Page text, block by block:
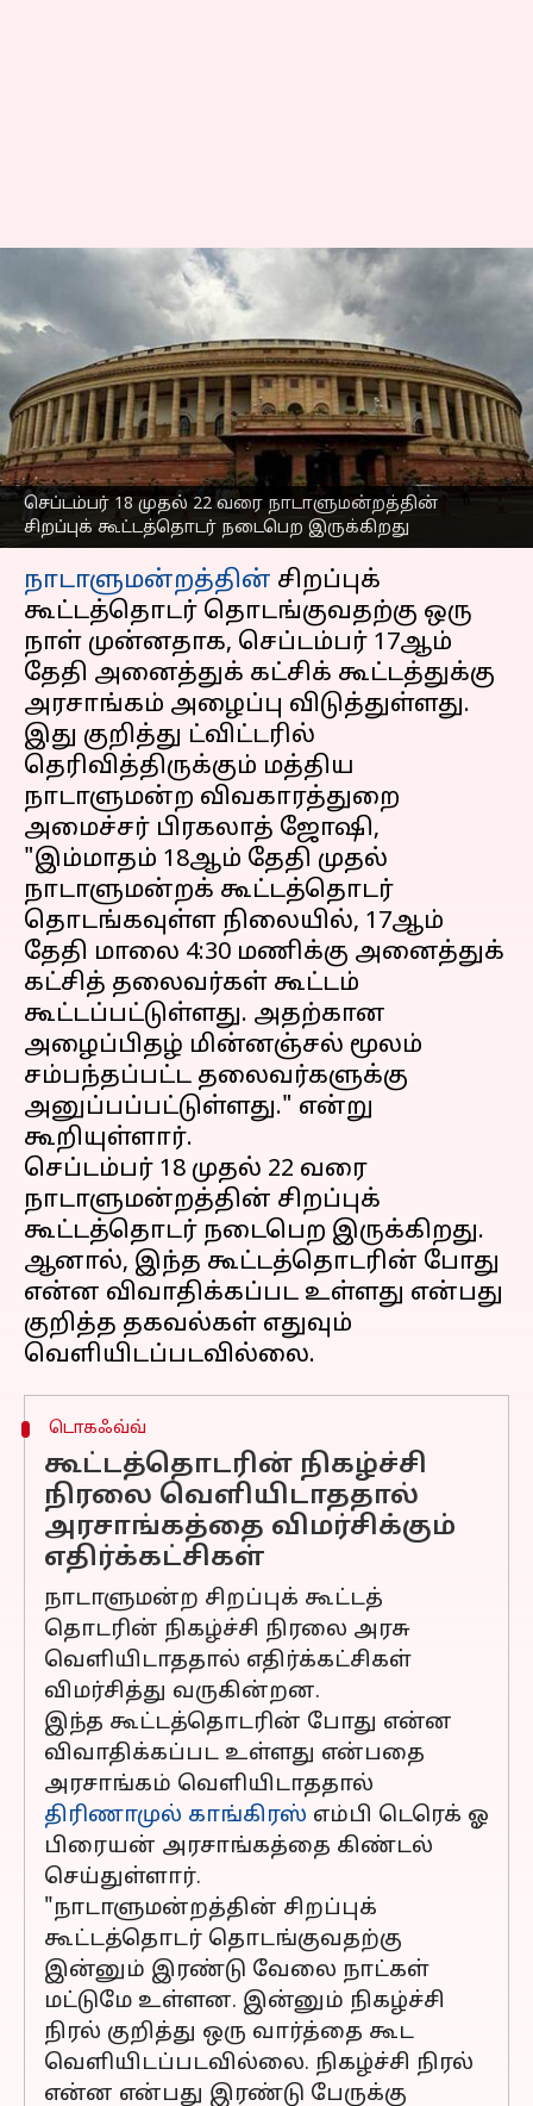
செப்டம்பர் 18 முதல் 22 வரை நாடாளுமன்றத்தின்
சிறப்புக் கூட்டத்தொடர் நடைபெற இருக்கிறது
நாடாளுமன்ற சிறப்பு
கூட்டத்தொடருக்கு முன்
அனைத்து கட்சி
கூட்டத்தை கூட்டுகிறது
மத்திய அரசு
எழுதியவர் Sindhuja SM Sep 13, 2023 04:40 pm
செய்தி முன்னோட்டம்
நாடாளுமன்றத்தின் சிறப்புக்
கூட்டத்தொடர் தொடங்குவதற்கு ஒரு
நாள் முன்னதாக, செப்டம்பர் 17ஆம்
தேதி அனைத்துக் கட்சிக் கூட்டத்துக்கு
அரசாங்கம் அழைப்பு விடுத்துள்ளது.
இது குறித்து ட்விட்டரில்
தெரிவித்திருக்கும் மத்திய
நாடாளுமன்ற விவகாரத்துறை
அமைச்சர் பிரகலாத் ஜோஷி,
"இம்மாதம் 18ஆம் தேதி முதல்
நாடாளுமன்றக் கூட்டத்தொடர்
தொடங்கவுள்ள நிலையில், 17ஆம்
தேதி மாலை 4:30 மணிக்கு அனைத்துக்
கட்சித் தலைவர்கள் கூட்டம்
கூட்டப்பட்டுள்ளது. அதற்கான
அழைப்பிதழ் மின்னஞ்சல் மூலம்
சம்பந்தப்பட்ட தலைவர்களுக்கு
அனுப்பப்பட்டுள்ளது." என்று
கூறியுள்ளார்.
செப்டம்பர் 18 முதல் 22 வரை
நாடாளுமன்றத்தின் சிறப்புக்
கூட்டத்தொடர் நடைபெற இருக்கிறது.
ஆனால், இந்த கூட்டத்தொடரின் போது
என்ன விவாதிக்கப்பட உள்ளது என்பது
குறித்த தகவல்கள் எதுவும்
டொகஃவ்வ்
கூட்டத்தொடரின் நிகழ்ச்சி
நிரலை வெளியிடாததால்
அரசாங்கத்தை விமர்சிக்கும்
எதிர்க்கட்சிகள்
நாடாளுமன்ற சிறப்புக் கூட்டத்
தொடரின் நிகழ்ச்சி நிரலை அரசு
வெளியிடாததால் எதிர்க்கட்சிகள்
விமர்சித்து வருகின்றன.
இந்த கூட்டத்தொடரின் போது என்ன
விவாதிக்கப்பட உள்ளது என்பதை
அரசாங்கம் வெளியிடாததால்
திரிணாமுல் காங்கிரஸ் எம்பி டெரெக் ஓ
பிரையன் அரசாங்கத்தை கிண்டல்
செய்துள்ளார்.
"நாடாளுமன்றத்தின் சிறப்புக்
கூட்டத்தொடர் தொடங்குவதற்கு
இன்னும் இரண்டு வேலை நாட்கள்
மட்டுமே உள்ளன. இன்னும் நிகழ்ச்சி
நிரல் குறித்து ஒரு வார்த்தை கூட
வெளியிடப்படவில்லை. நிகழ்ச்சி நிரல்
என்ன என்பது இரண்டு பேருக்கு